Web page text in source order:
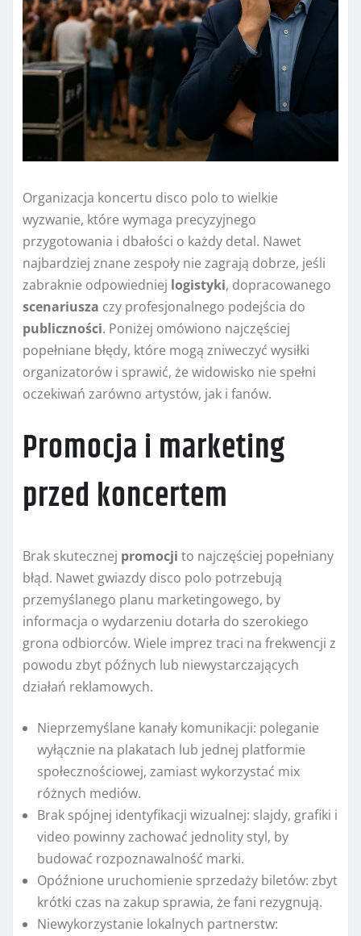
Organizacja koncertu disco polo to wielkie
wyzwanie, które wymaga precyzyjnego
przygotowania i dbałości o każdy detal. Nawet
najbardziej znane zespoły nie zagrają dobrze, jeśli
zabraknie odpowiedniej logistyki, dopracowanego
scenariusza czy profesjonalnego podejścia do
publiczności. Poniżej omówiono najczęściej
popełniane błędy, które mogą zniweczyć wysiłki
organizatorów i sprawić, że widowisko nie spełni
oczekiwań zarówno artystów, jak i fanów.
Promocja i marketing
przed koncertem
Brak skutecznej promocji to najczęściej popełniany
błąd. Nawet gwiazdy disco polo potrzebują
przemyślanego planu marketingowego, by
informacja o wydarzeniu dotarła do szerokiego
grona odbiorców. Wiele imprez traci na frekwencji z
powodu zbyt późnych lub niewystarczających
działań reklamowych.
Nieprzemyślane kanały komunikacji: poleganie
wyłącznie na plakatach lub jednej platformie
społecznościowej, zamiast wykorzystać mix
różnych mediów.
Brak spójnej identyfikacji wizualnej: slajdy, grafiki i
video powinny zachować jednolity styl, by
budować rozpoznawalność marki.
Opóźnione uruchomienie sprzedaży biletów: zbyt
krótki czas na zakup sprawia, że fani rezygnują.
Niewykorzystanie lokalnych partnerstw: